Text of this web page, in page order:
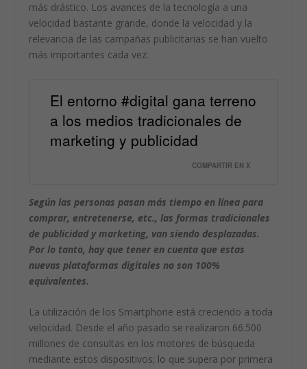
más drástico. Los avances de la tecnología a una
velocidad bastante grande, donde la velocidad y la
relevancia de las campañas publicitarias se han vuelto
más importantes cada vez.
El entorno #digital gana terreno
a los medios tradicionales de
marketing y publicidad
COMPARTIR EN X
Según las personas pasan más tiempo en línea para
comprar, entretenerse, etc., las formas tradicionales
de publicidad y marketing, van siendo desplazadas.
Por lo tanto, hay que tener en cuenta que estas
nuevas plataformas digitales no son 100%
equivalentes.
La utilización de los Smartphone está creciendo a toda
velocidad. Desde el año pasado se realizaron 66.500
millones de consultas en los motores de búsqueda
mediante estos dispositivos; lo que supera por primera